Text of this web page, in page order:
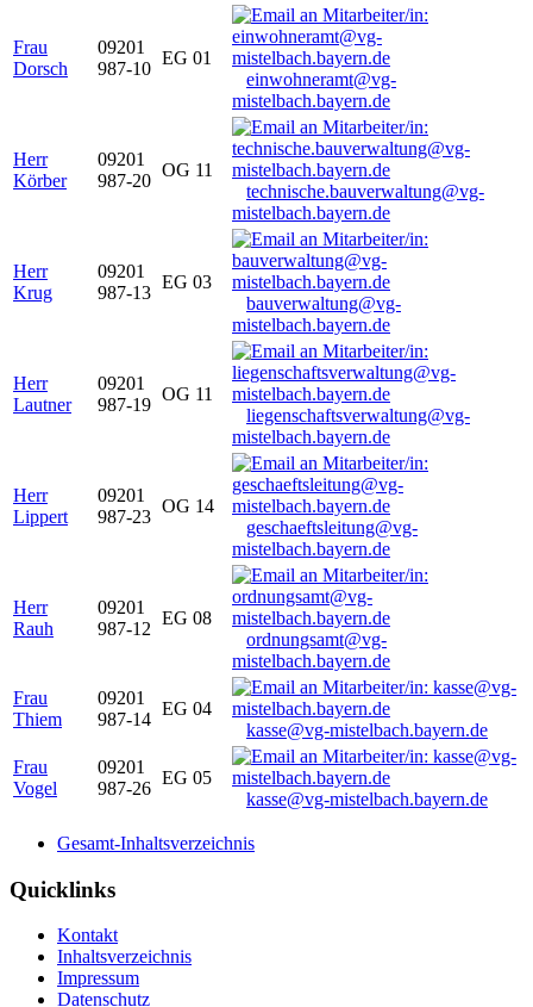
Frau
Dorsch
09201
987-10
EG 01
einwohneramt@vg-
mistelbach.bayern.de
Herr
Körber
09201
987-20
OG 11
technische.bauverwaltung@vg-
mistelbach.bayern.de
Herr
Krug
09201
987-13
EG 03
bauverwaltung@vg-
mistelbach.bayern.de
Herr
Lautner
09201
987-19
OG 11
liegenschaftsverwaltung@vg-
mistelbach.bayern.de
Herr
Lippert
09201
987-23
OG 14
geschaeftsleitung@vg-
mistelbach.bayern.de
Herr
Rauh
09201
987-12
EG 08
ordnungsamt@vg-
mistelbach.bayern.de
Frau
Thiem
09201
987-14
EG 04
kasse@vg-mistelbach.bayern.de
Frau
Vogel
09201
987-26
EG 05
kasse@vg-mistelbach.bayern.de
Gesamt-Inhaltsverzeichnis
Quicklinks
Kontakt
Inhaltsverzeichnis
Impressum
Datenschutz